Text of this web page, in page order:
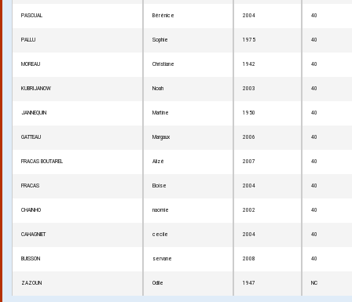
PASCUAL Bérénice 2004 40
PALLU Sophie 1975 40
MOREAU Christiane 1942 40
KUBRIJANOW Noah 2003 40
JANNEQUIN Martine 1950 40
GATTEAU Margaux 2006 40
FRACAS BOUTAREL Alizé 2007 40
FRACAS Eloise 2004 40
CHAINHO naomie 2002 40
CAHAGNIET cecile 2004 40
BUISSON servane 2008 40
ZAZOUN Odile 1947 NC